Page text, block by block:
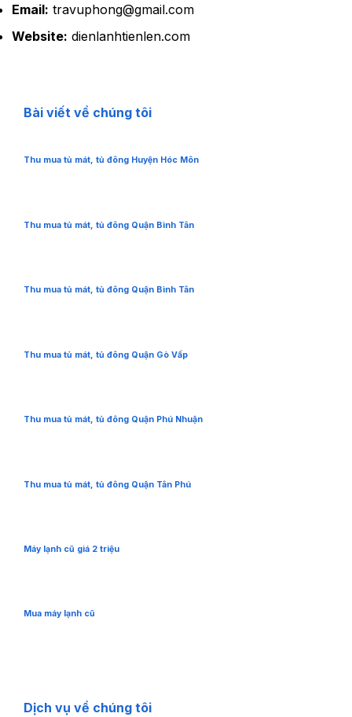
Email: travuphong@gmail.com
Website: dienlanhtienlen.com
Bài viết về chúng tôi
Thu mua tủ mát, tủ đông Huyện Hóc Môn
Thu mua tủ mát, tủ đông Quận Bình Tân
Thu mua tủ mát, tủ đông Quận Bình Tân
Thu mua tủ mát, tủ đông Quận Gò Vấp
Thu mua tủ mát, tủ đông Quận Phú Nhuận
Thu mua tủ mát, tủ đông Quận Tân Phú
Máy lạnh cũ giá 2 triệu
Mua máy lạnh cũ
Dịch vụ về chúng tôi